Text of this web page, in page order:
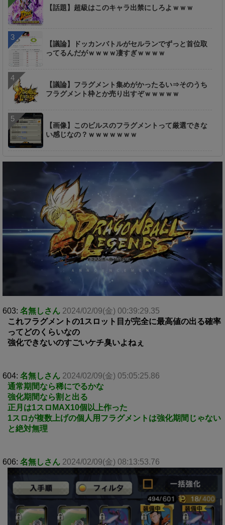
【話題】超級はこのキャラ出禁にしろよｗｗｗ
【議論】ドッカンバトルがセルランでずっと首位取
ってるんだがｗｗｗｗ凄すぎｗｗｗｗ
【議論】フラグメント集めがかったるい⇒そのうち
フラグメント枠とか売り出すぞｗｗｗｗｗ
【画像】このビルスのフラグメントって厳選できな
い感じなの？ｗｗｗｗｗｗｗ
603: 名無しさん 2024/02/09(金) 00:39:29.35
これフラグメントの1スロット目が完全に最高値の出る確率
ってどのくらいなの
強化できないのすごいケチ臭いよねぇ
604: 名無しさん 2024/02/09(金) 05:05:25.86
通常期間なら稀にでるかな
強化期間なら割と出る
正月は1スロMAX10個以上作った
1スロが複数上げの個人用フラグメントは強化期間じゃない
と絶対無理
606: 名無しさん 2024/02/09(金) 08:13:53.76